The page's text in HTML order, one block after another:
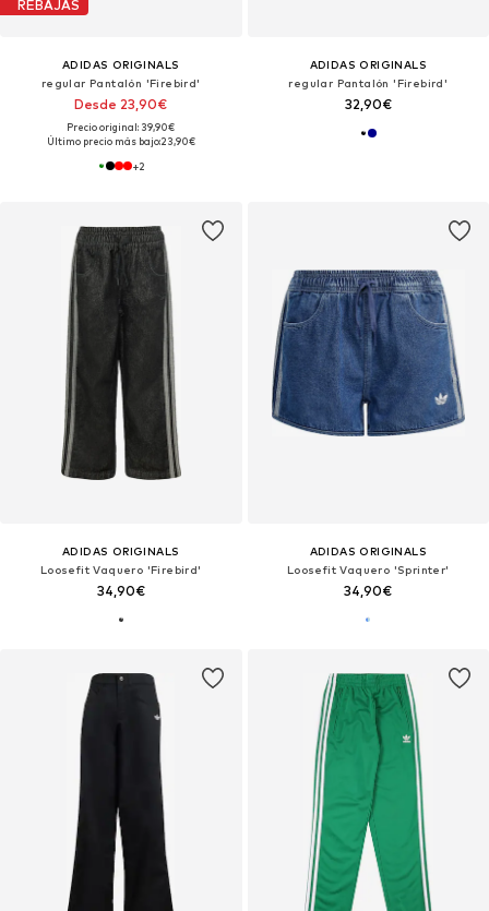
REBAJAS
ADIDAS ORIGINALS
regular Pantalón 'Firebird'
Desde 23,90€
Precio original: 39,90€
Último precio más bajo:23,90€
+2
ADIDAS ORIGINALS
regular Pantalón 'Firebird'
32,90€
ADIDAS ORIGINALS
Loosefit Vaquero 'Firebird'
34,90€
ADIDAS ORIGINALS
Loosefit Vaquero 'Sprinter'
34,90€